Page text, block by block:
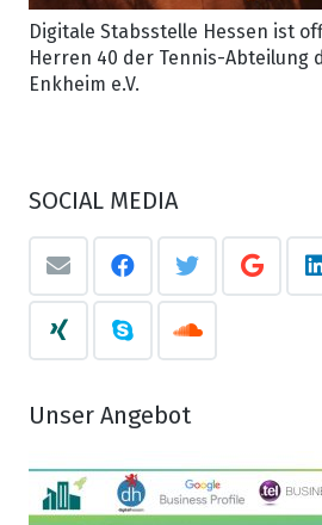
Digitale Stabsstelle Hessen ist
Herren 40 der Tennis-Abteilung
Enkheim e.V.
SOCIAL MEDIA
Unser Angebot